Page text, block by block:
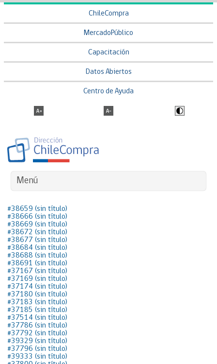
ChileCompra
MercadoPúblico
Capacitación
Datos Abiertos
Centro de Ayuda
Menú
#38659 (sin título)
#38666 (sin título)
#38669 (sin título)
#38672 (sin título)
#38677 (sin título)
#38684 (sin título)
#38688 (sin título)
#38691 (sin título)
#37167 (sin título)
#37169 (sin título)
#37174 (sin título)
#37180 (sin título)
#37183 (sin título)
#37185 (sin título)
#37514 (sin título)
#37786 (sin título)
#37792 (sin título)
#39329 (sin título)
#37796 (sin título)
#39333 (sin título)